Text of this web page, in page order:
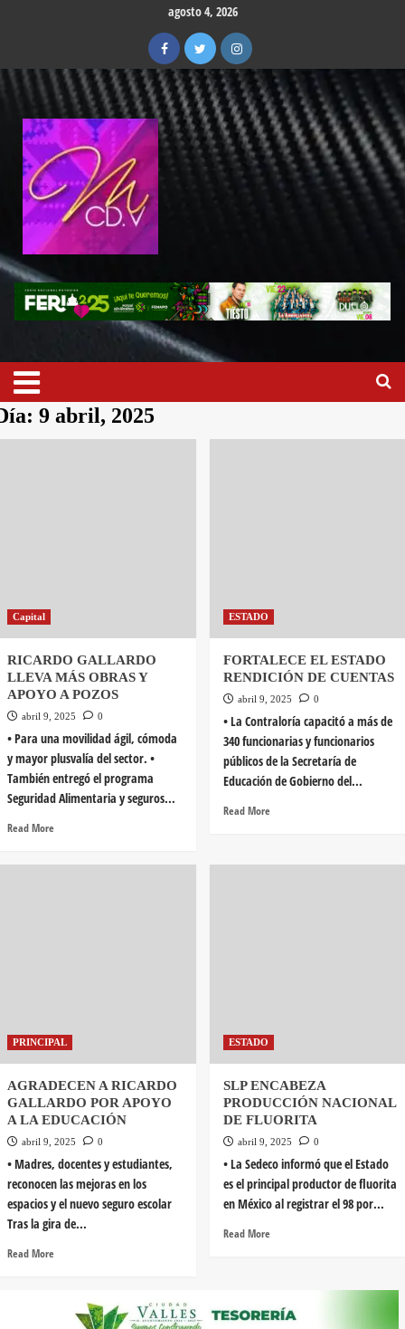
agosto 4, 2026
9 abril, 2025
Capital
RICARDO GALLARDO
LLEVA MÁS OBRAS Y
APOYO A POZOS
abril 9, 2025 0
• Para una movilidad ágil, cómoda
y mayor plusvalía del sector. •
También entregó el programa
Seguridad Alimentaria y seguros...
Read More
ESTADO
FORTALECE EL ESTADO
RENDICIÓN DE CUENTAS
abril 9, 2025 0
• La Contraloría capacitó a más de
340 funcionarias y funcionarios
públicos de la Secretaría de
Educación de Gobierno del...
Read More
PRINCIPAL
AGRADECEN A RICARDO
GALLARDO POR APOYO
A LA EDUCACIÓN
abril 9, 2025 0
• Madres, docentes y estudiantes,
reconocen las mejoras en los
espacios y el nuevo seguro escolar
Tras la gira de...
Read More
ESTADO
SLP ENCABEZA
PRODUCCIÓN NACIONAL
DE FLUORITA
abril 9, 2025 0
• La Sedeco informó que el Estado
es el principal productor de fluorita
en México al registrar el 98 por...
Read More